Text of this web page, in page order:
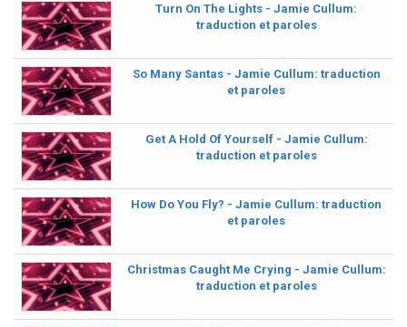
Turn On The Lights - Jamie Cullum:
traduction et paroles
So Many Santas - Jamie Cullum: traduction
et paroles
Get A Hold Of Yourself - Jamie Cullum:
traduction et paroles
How Do You Fly? - Jamie Cullum: traduction
et paroles
Christmas Caught Me Crying - Jamie Cullum:
traduction et paroles